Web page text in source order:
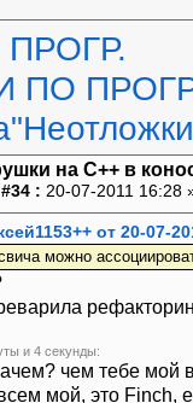
ПРОГР.
ПО
на С++ в
: 20-07-2011 16:28
от 20-07-
можно
и 4 секунды:
чем тебе мой
мой, это Finch,